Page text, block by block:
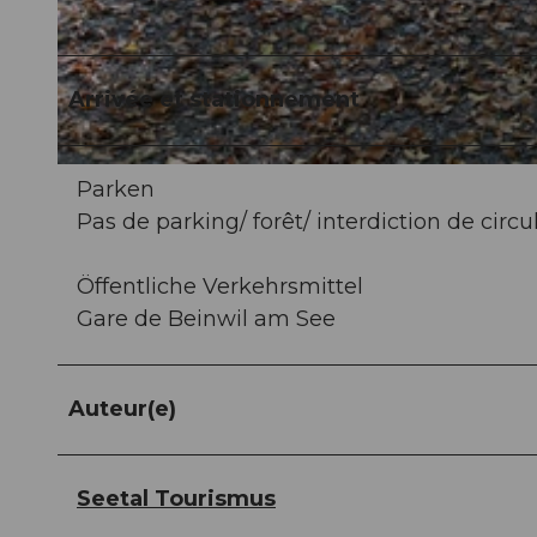
© Seetal Tourismus, Seetal Tourismus
Arrivée et stationnement
Parken
Pas de parking/ forêt/ interdiction de
Öffentliche Verkehrsmittel
Gare de Beinwil am See
Auteur(e)
Seetal Tourismus